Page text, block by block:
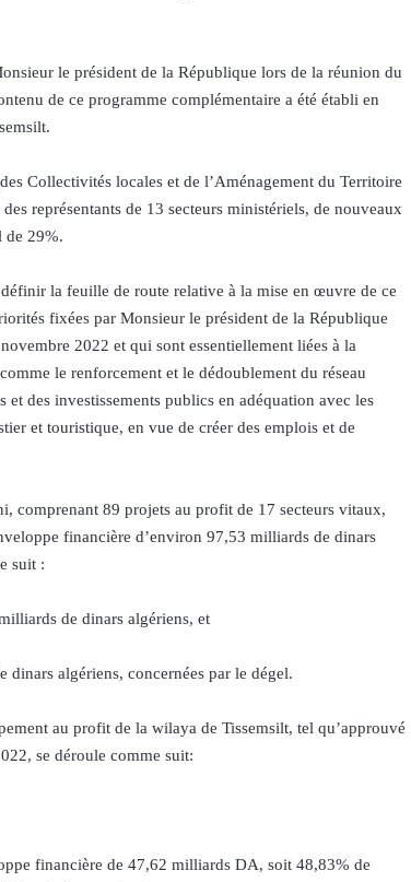
le président de la République lors de la réunion du
de ce programme complémentaire a été établi en
Collectivités locales et de l’Aménagement du Territoire
représentants de 13 secteurs ministériels, de nouveaux
de 29%.
la feuille de route relative à la mise en œuvre de ce
fixées par Monsieur le président de la République
2022 et qui sont essentiellement liées à la
le renforcement et le dédoublement du réseau
des investissements publics en adéquation avec les
et touristique, en vue de créer des emplois et de
comprenant 89 projets au profit de 17 secteurs vitaux,
financière d’environ 97,53 milliards de dinars
suit :
de dinars algériens, et
algériens, concernées par le dégel.
au profit de la wilaya de Tissemsilt, tel qu’approuvé
se déroule comme suit:
financière de 47,62 milliards DA, soit 48,83% de